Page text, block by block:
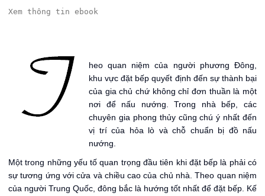
Xem thông tin ebook
heo quan niệm của người phương Đông,
khu vực đặt bếp quyết định đến sự thành bại
của gia chủ chứ không chỉ đơn thuần là một
nơi để nấu nướng. Trong nhà bếp, các
chuyên gia phong thủy cũng chú ý nhất đến
vị trí của hỏa lò và chỗ chuẩn bị đồ nấu
nướng.
Một trong những yếu tố quan trọng đầu tiên khi đặt bếp là phải có
sự tương ứng với cửa và chiều cao của chủ nhà. Theo quan niệm
của người Trung Quốc, đông bắc là hướng tốt nhất để đặt bếp. Kế